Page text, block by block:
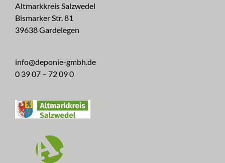
Altmarkkreis Salzwedel
Bismarker Str. 81
39638 Gardelegen
info@deponie-gmbh.de
0 39 07 – 72 09 0